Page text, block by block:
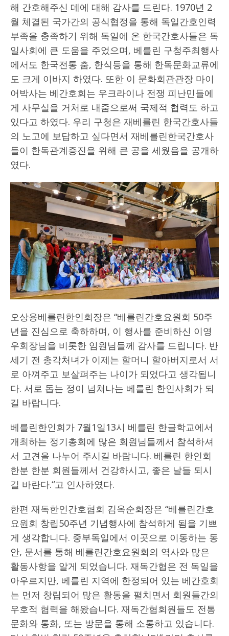
해 간호해주신 데에 대해 감사를 드린다. 1970년 2
월 체결된 국가간의 공식협정을 통해 독일간호인력
부족을 충족하기 위해 독일에 온 한국간호사들은 독
일사회에 큰 도움을 주었으며, 베를린 구청주최행사
에서도 한국전통 춤, 한식등을 통해 한독문화교류에
도 크게 이바지 하였다. 또한 이 문화회관관장 마이
어박사는 베간호회는 우크라이나 전쟁 피난민들에
게 사무실을 거처로 내줌으로써 국제적 협력도 하고
있다고 하였다. 우리 구청은 재베를린 한국간호사들
의 노고에 보답하고 싶다면서 재베를린한국간호사
들이 한독관계증진을 위해 큰 공을 세웠음을 공개하
였다.
오상용베를린한인회장은 “베를린간호요원회 50주
년을 진심으로 축하하며, 이 행사를 준비하신 이영
우회장님을 비롯한 임원님들께 감사를 드립니다. 반
세기 전 총각처녀가 이제는 할머니 할아버지로서 서
로 아껴주고 보살펴주는 나이가 되었다고 생각됩니
다. 서로 돕는 정이 넘쳐나는 베를린 한인사회가 되
길 바랍니다.
베를린한인회가 7월1일13시 베를린 한글학교에서
개최하는 정기총회에 많은 회원님들께서 참석하셔
서 고견을 나누어 주시길 바랍니다. 베를린 한인회
한분 한분 회원들께서 건강하시고, 좋은 날들 되시
길 바란다.“고 인사하였다.
한편 재독한인간호협회 김옥순회장은 “베를린간호
요원회 창립50주년 기념행사에 참석하게 됨을 기쁘
게 생각합니다. 중부독일에서 이곳으로 이동하는 동
안, 문서를 통해 베를린간호요원회의 역사와 많은
활동사항을 알게 되었습니다. 재독간협은 전 독일을
아우르지만, 베를린 지역에 한정되어 있는 베간호회
는 먼저 창립되어 많은 활동을 펼치면서 회원들간의
우호적 협력을 해왔습니다. 재독간협회원들도 전통
문화와 통화, 또는 방문을 통해 소통하고 있습니다.